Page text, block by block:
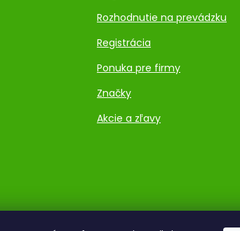
Rozhodnutie na prevádzku
Registrácia
Ponuka pre firmy
Značky
Akcie a zľavy